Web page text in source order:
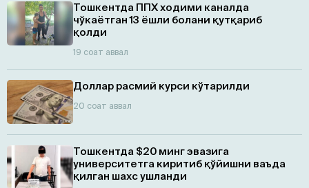
Тошкентда ППХ ходими каналда
чўкаётган 13 ёшли болани қутқариб
қолди
19 соат аввал
Доллар расмий курси кўтарилди
20 соат аввал
Тошкентда $20 минг эвазига
университетга киритиб қўйишни ваъда
қилган шахс ушланди